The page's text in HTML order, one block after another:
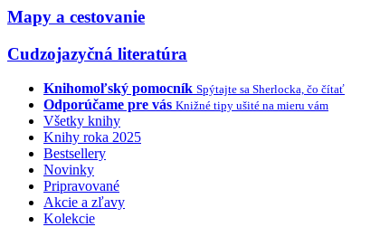
Mapy a cestovanie
Cudzojazyčná literatúra
Knihomoľský pomocník Spýtajte sa Sherlocka, čo čítať
Odporúčame pre vás Knižné tipy ušité na mieru vám
Všetky knihy
Knihy roka 2025
Bestsellery
Novinky
Pripravované
Akcie a zľavy
Kolekcie